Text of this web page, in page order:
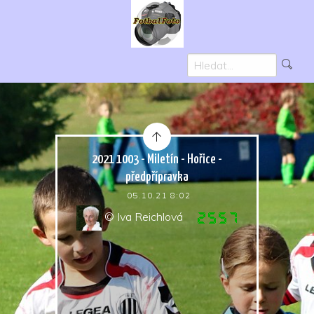
2021 1003 - Miletín - Hořice -
předpřípravka
05.10.21 8:02
© Iva Reichlová